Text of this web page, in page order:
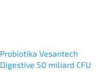
Probiotika Vesantech
Digestive 50 miliard CFU